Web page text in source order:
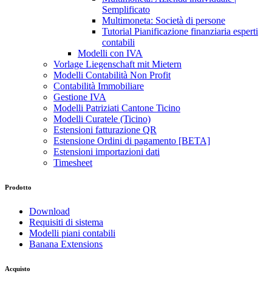
Semplificato
Multimoneta: Società di persone
Tutorial Pianificazione finanziaria esperti
contabili
Modelli con IVA
Vorlage Liegenschaft mit Mietern
Modelli Contabilità Non Profit
Contabilità Immobiliare
Gestione IVA
Modelli Patriziati Cantone Ticino
Modelli Curatele (Ticino)
Estensioni fatturazione QR
Estensione Ordini di pagamento [BETA]
Estensioni importazioni dati
Timesheet
Prodotto
Download
Requisiti di sistema
Modelli piani contabili
Banana Extensions
Acquisto